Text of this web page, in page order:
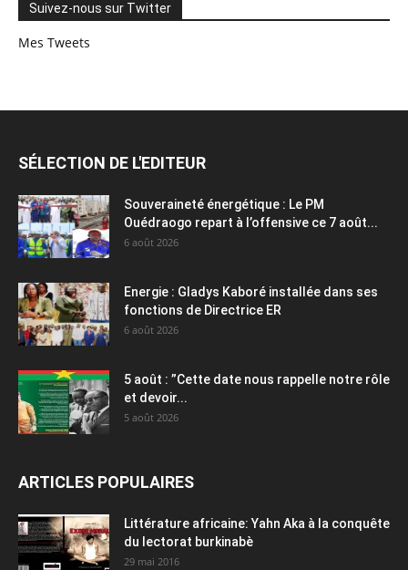
Suivez-nous sur Twitter
Mes Tweets
SÉLECTION DE L'EDITEUR
Souveraineté énergétique : Le PM
Ouédraogo repart à l’offensive ce 7 août...
6 août 2026
Energie : Gladys Kaboré installée dans ses
fonctions de Directrice ER
6 août 2026
5 août : ”Cette date nous rappelle notre rôle
et devoir...
5 août 2026
ARTICLES POPULAIRES
Littérature africaine: Yahn Aka à la conquête
du lectorat burkinabè
29 mai 2016